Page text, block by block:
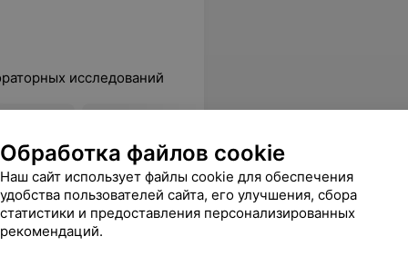
исследований
с
(трансвагинально)
29,42 руб.
УЗИ матки
41,47 руб.
и качество обслуживания на высшем уровне, теперь сдавать анализы буду только здесь.
Обработка файлов cookie
Наш сайт использует файлы cookie для обеспечения
удобства пользователей сайта, его улучшения, сбора
статистики и предоставления персонализированных
рекомендаций.